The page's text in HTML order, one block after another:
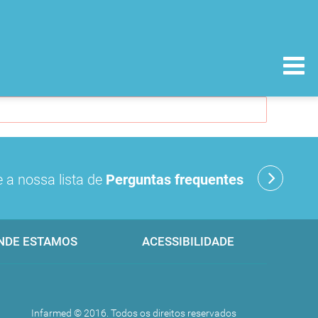
a nossa lista de Perguntas frequentes
ESTAMOS ACESSIBILIDADE
Infarmed © 2016. Todos os direitos reservados